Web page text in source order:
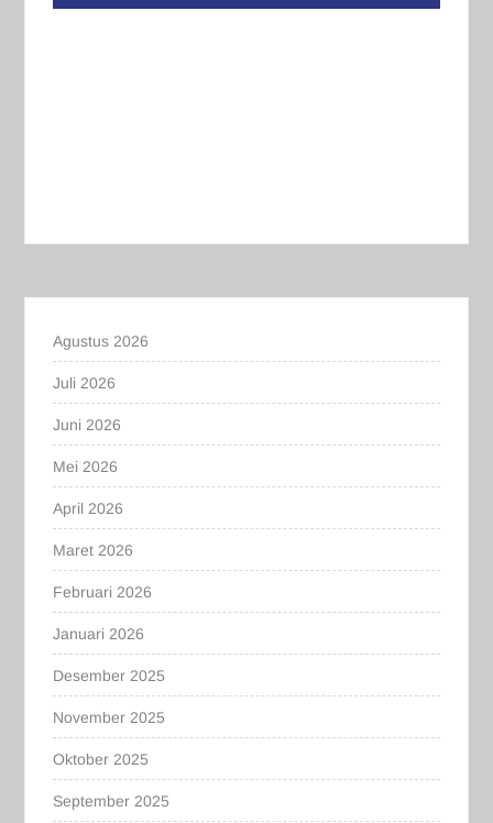
Agustus 2026
Juli 2026
Juni 2026
Mei 2026
April 2026
Maret 2026
Februari 2026
Januari 2026
Desember 2025
November 2025
Oktober 2025
September 2025